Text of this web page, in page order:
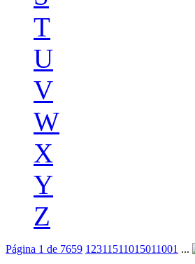
T
U
V
W
X
Y
Z
Página 1 de 7659 1 2311 51101 5011001 ...